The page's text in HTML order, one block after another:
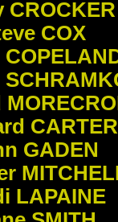
CROCKER
COX
CARTER
GADEN
LAPAINE